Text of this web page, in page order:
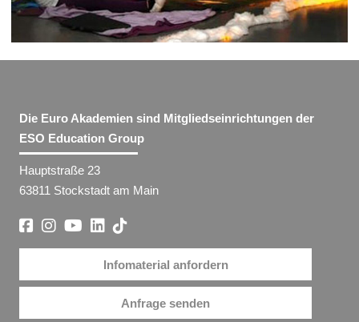
Die Euro Akademien sind Mitgliedseinrichtungen der
ESO Education Group
Hauptstraße 23
63811 Stockstadt am Main
Infomaterial anfordern
Anfrage senden